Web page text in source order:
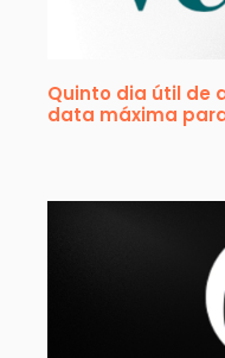
Quinto dia útil de
data máxima